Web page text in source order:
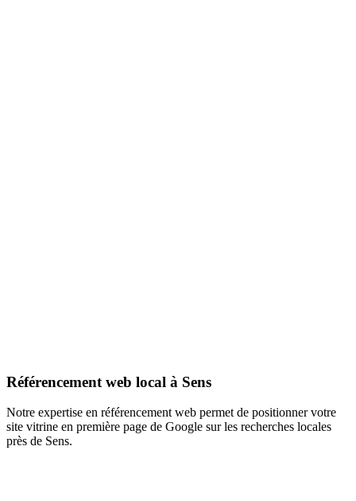
Référencement web local à Sens
Notre expertise en référencement web permet de positionner votre
site vitrine en première page de Google sur les recherches locales
près de Sens.